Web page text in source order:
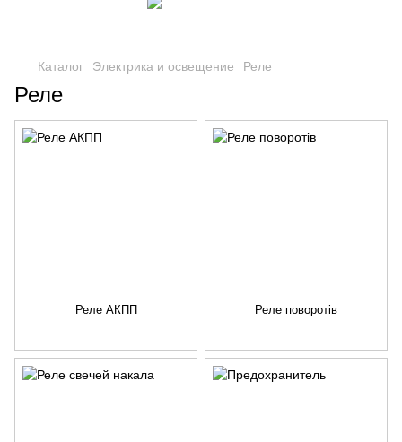
Каталог Электрика и освещение Реле
Реле
Реле АКПП Реле поворотів